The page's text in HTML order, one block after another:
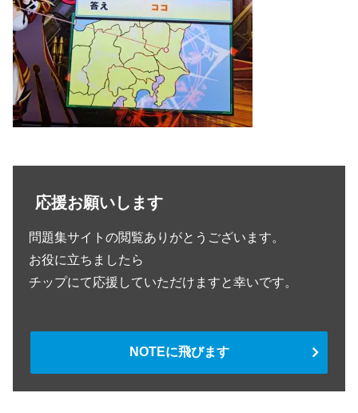
応援お願いします
問題集サイトの閲覧ありがとうございます。
お役に立ちましたら
チップにて応援していただけますと幸いです。
NOTEに飛びます